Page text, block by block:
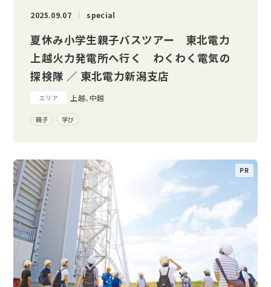
2025.09.07 special
夏休み小学生親子バスツアー 東北電力
上越火力発電所へ行く わくわく電気の
探検隊 ／ 東北電力新潟支店
エリア 上越、中越
親子 学び